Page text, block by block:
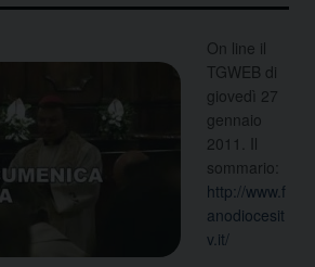
On line il
TGWEB di
giovedì 27
gennaio
2011. Il
sommario:
http://www.f
anodiocesit
v.it/